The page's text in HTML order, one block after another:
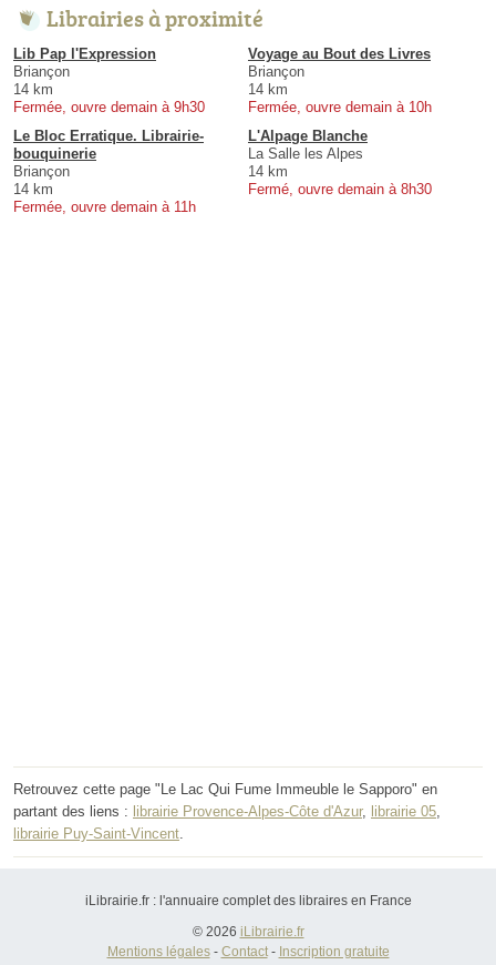
Librairies à proximité
Lib Pap l'Expression
Briançon
14 km
Fermée, ouvre demain à 9h30
Voyage au Bout des Livres
Briançon
14 km
Fermée, ouvre demain à 10h
Le Bloc Erratique. Librairie-
bouquinerie
Briançon
14 km
Fermée, ouvre demain à 11h
L'Alpage Blanche
La Salle les Alpes
14 km
Fermé, ouvre demain à 8h30
Retrouvez cette page "Le Lac Qui Fume Immeuble le Sapporo" en
partant des liens : librairie Provence-Alpes-Côte d'Azur, librairie 05
librairie Puy-Saint-Vincent
iLibrairie.fr : l'annuaire complet des libraires en France
© 2026 iLibrairie.fr
Mentions légales- Contact- Inscription gratuite